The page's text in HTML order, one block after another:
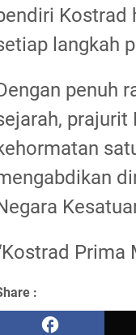
Kostrad
langkah
penuh
prajurit
Prima
: